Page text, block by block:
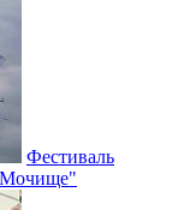
Фестиваль